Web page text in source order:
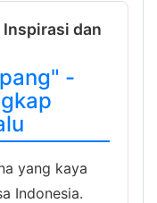
dan
-
yang kaya
Indonesia.